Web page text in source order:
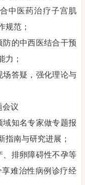
中医药治疗子宫肌
规范；
的中西医结合干预
力；
场答疑，强化理论与
会议
域知名专家做专题报
指南与研究进展；
、排卵障碍性不孕等
难治性病例诊疗经